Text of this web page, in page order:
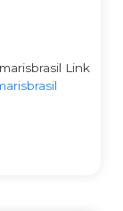
Link